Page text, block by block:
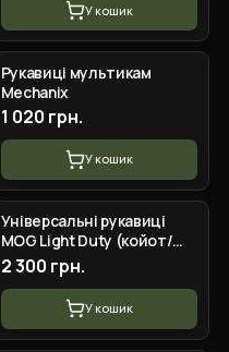
У кошик
Рукавиці мультикам
Mechanix
1 020 грн.
У кошик
+6вар.
Універсальні рукавиці
MOG Light Duty (койот/
коричневий) XXXL
2 300 грн.
У кошик
+5вар.